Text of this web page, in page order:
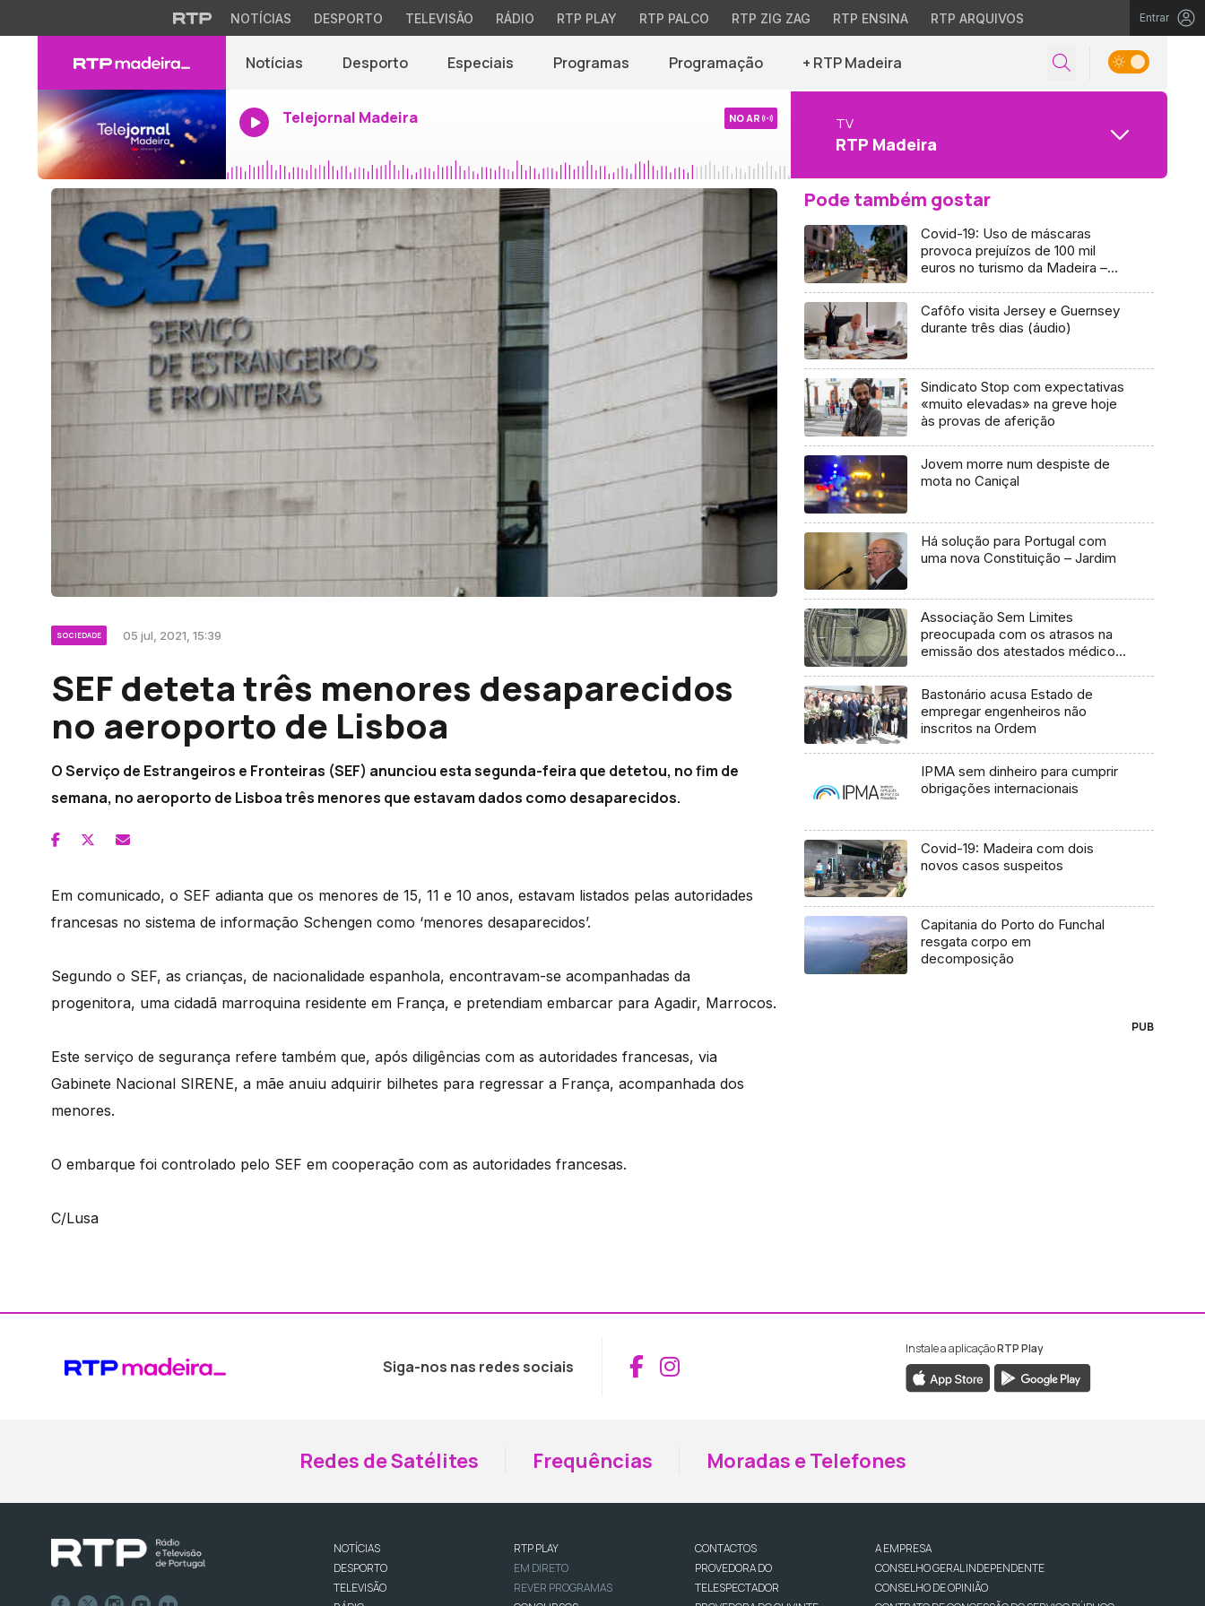
NOTÍCIAS DESPORTO TELEVISÃO RÁDIO RTP PLAY RTP PALCO RTP ZIG ZAG RTP ENSINA RTP ARQUIVOS Entrar
Notícias Desporto Especiais Programas Programação + RTP Madeira
Telejornal Madeira NO AR TV
RTP Madeira
SOCIEDADE 05 jul, 2021, 15:39
SEF deteta três menores desaparecidos
no aeroporto de Lisboa
O Serviço de Estrangeiros e Fronteiras (SEF) anunciou esta segunda-feira que detetou, no fim de
semana, no aeroporto de Lisboa três menores que estavam dados como desaparecidos.
Em comunicado, o SEF adianta que os menores de 15, 11 e 10 anos, estavam listados pelas autoridades
francesas no sistema de informação Schengen como ‘menores desaparecidos’.
Segundo o SEF, as crianças, de nacionalidade espanhola, encontravam-se acompanhadas da
progenitora, uma cidadã marroquina residente em França, e pretendiam embarcar para Agadir, Marrocos.
Este serviço de segurança refere também que, após diligências com as autoridades francesas, via
Gabinete Nacional SIRENE, a mãe anuiu adquirir bilhetes para regressar a França, acompanhada dos
menores.
O embarque foi controlado pelo SEF em cooperação com as autoridades francesas.
C/Lusa
Pode também gostar
Covid-19: Uso de máscaras
provoca prejuízos de 100 mil
euros no turismo da Madeira –
Cafôfo visita Jersey e Guernsey
durante três dias (áudio)
Sindicato Stop com expectativas
«muito elevadas» na greve hoje
às provas de aferição
Jovem morre num despiste de
mota no Caniçal
Há solução para Portugal com
uma nova Constituição – Jardim
Associação Sem Limites
preocupada com os atrasos na
emissão dos atestados médicos
Bastonário acusa Estado de
empregar engenheiros não
inscritos na Ordem
IPMA sem dinheiro para cumprir
obrigações internacionais
Covid-19: Madeira com dois
novos casos suspeitos
Capitania do Porto do Funchal
resgata corpo em
decomposição
PUB
Siga-nos nas redes sociais Aceder ao Facebook da RTP Madeira
Aceder ao Instagram da RTP Madeira
Instale a aplicaçãoRTP Play
Redes de Satélites Frequências Moradas e Telefones
NOTÍCIAS
DESPORTO
TELEVISÃO
RTP PLAY
EM DIRETO
REVER PROGRAMAS
CONTACTOS
PROVEDORA DO
TELESPECTADOR
A EMPRESA
CONSELHO GERAL INDEPENDENTE
CONSELHO DE OPINIÃO